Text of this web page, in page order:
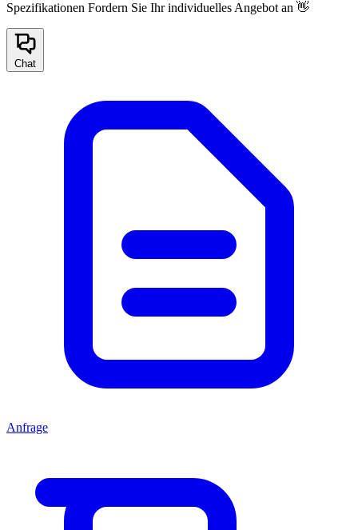
Spezifikationen Fordern Sie Ihr individuelles Angebot an 👋
Chat
Anfrage